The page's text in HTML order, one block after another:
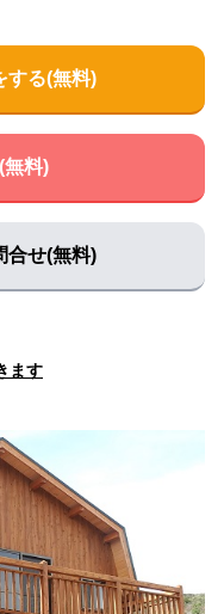
する(無料)
無料)
合せ(無料)
ます